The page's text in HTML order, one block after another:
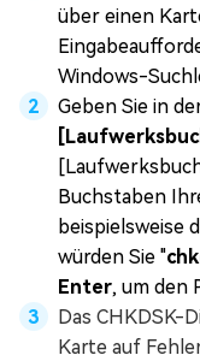
über einen
Windows-
Geben Sie in
Buchstaben
beispielsweise
würden Sie "
Enter, um den
Das CHKDSK-
Karte auf